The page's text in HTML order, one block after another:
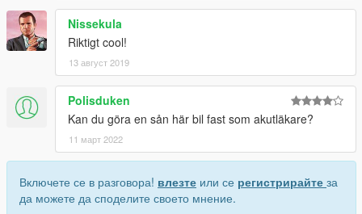
Nissekula
Riktigt cool!
13 август 2019
Polisduken
Kan du göra en sån här bil fast som akutläkare?
11 март 2022
Включете се в разговора! влезте или се регистрирайте за
да можете да споделите своето мнение.